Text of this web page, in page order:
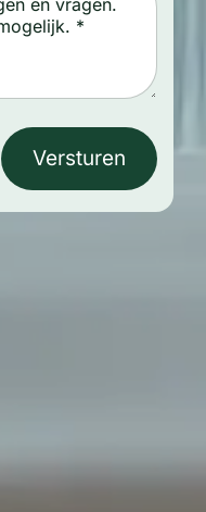
Versturen